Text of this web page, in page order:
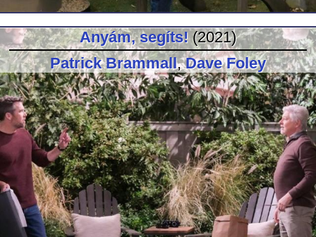
Anyám, segíts!(2021)
Patrick Brammall,Dave Foley